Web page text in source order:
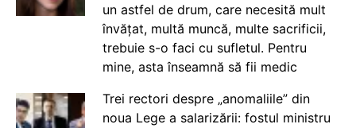
un astfel de drum, care necesită mult
învățat, multă muncă, multe sacrificii,
trebuie s-o faci cu sufletul. Pentru
mine, asta înseamnă să fii medic
Trei rectori despre „anomaliile” din
noua Lege a salarizării: fostul ministru